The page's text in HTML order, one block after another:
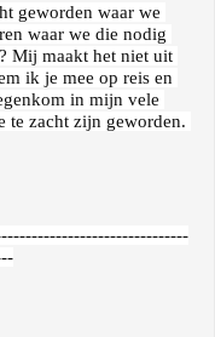
geworden waar we
waar we die nodig
Mij maakt het niet uit
ik je mee op reis en
in mijn vele
te zacht zijn geworden.